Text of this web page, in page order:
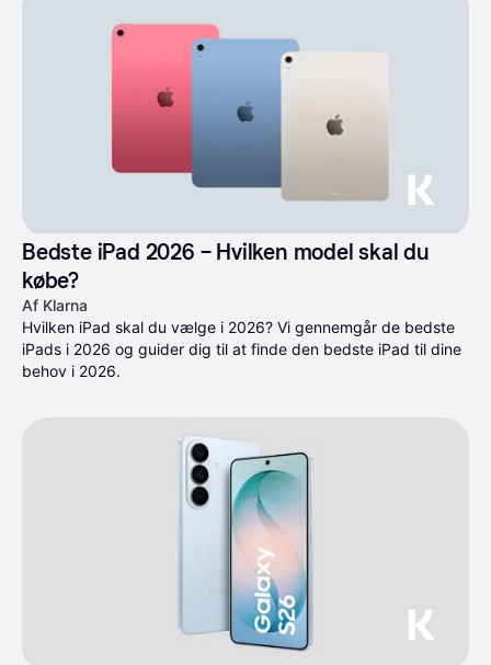
Bedste iPad 2026 – Hvilken model skal du
købe?
Af Klarna
Hvilken iPad skal du vælge i 2026? Vi gennemgår de bedste
iPads i 2026 og guider dig til at finde den bedste iPad til dine
behov i 2026.